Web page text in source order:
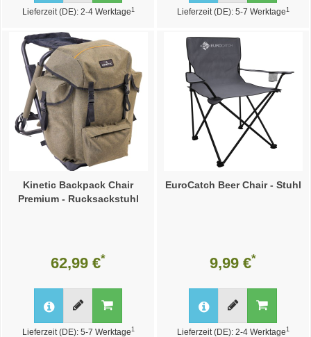
Lieferzeit (DE): 2-4 Werktage 1 Lieferzeit (DE): 5-7 Werktage 1
Kinetic Backpack Chair
Premium - Rucksackstuhl
62,99 €*
Lieferzeit (DE): 5-7 Werktage1
EuroCatch Beer Chair - Stuhl
9,99 €*
Lieferzeit (DE): 2-4 Werktage1